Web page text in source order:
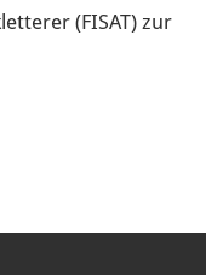
(FISAT) zur